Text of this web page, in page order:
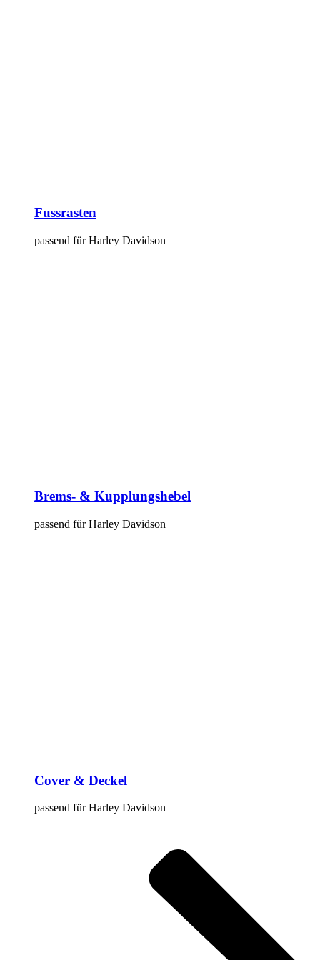
Fussrasten
passend für Harley Davidson
Brems- & Kupplungshebel
passend für Harley Davidson
Cover & Deckel
passend für Harley Davidson